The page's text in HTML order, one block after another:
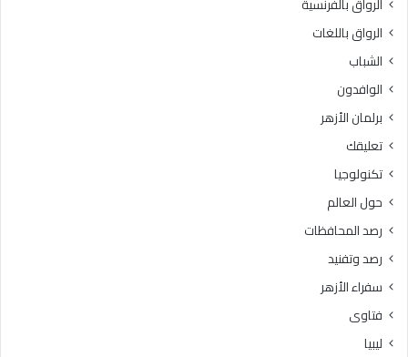
الرواق بالفرنسية
الرواق باللغات
الشباب
الوافدون
برلمان الأزهر
تعليقك
تكنولوجيا
حول العالم
رصد المحافظات
رصد وتفنيد
سفراء الأزهر
فتاوى
ليبيا